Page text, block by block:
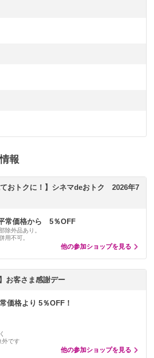
報
おトクに！】シネマdeおトク 2026年7
常価格から 5％OFF
除外品あり。
用不可。
他の参加ショップを見る
お客さま感謝デー
価格より 5％OFF！
です
他の参加ショップを見る